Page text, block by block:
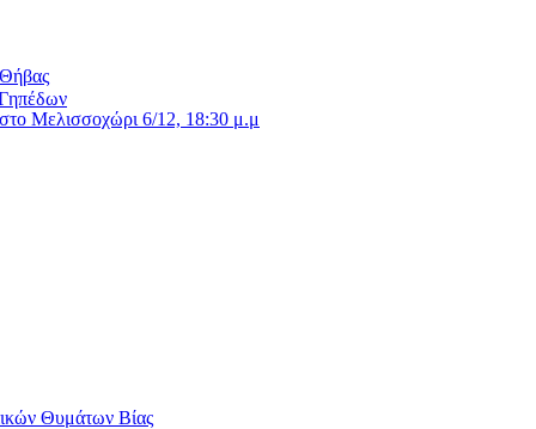
Θυμάτων Βίας
στο Μελισσοχώρι 6/12, 18:30 μ.μ